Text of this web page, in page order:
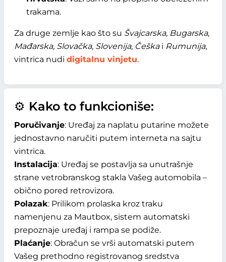
trakama.
Za druge zemlje kao što su Švajcarska, Bugarska,
Mađarska, Slovačka, Slovenija, Češkai Rumunija,
vintrica nudi digitalnu vinjetu.
⚙️ Kako to funkcioniše:
Poručivanje: Uređaj za naplatu putarine možete
jednostavno naručiti putem interneta na sajtu
vintrica.
Instalacija: Uređaj se postavlja sa unutrašnje
strane vetrobranskog stakla Vašeg automobila –
obično pored retrovizora.
Polazak: Prilikom prolaska kroz traku
namenjenu za Mautbox, sistem automatski
prepoznaje uređaj i rampa se podiže.
Plaćanje: Obračun se vrši automatski putem
Vašeg prethodno registrovanog sredstva